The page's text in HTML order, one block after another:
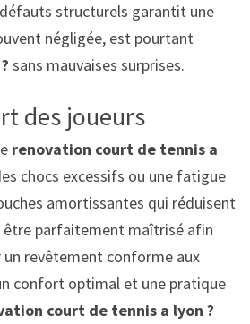
structurels garantit une
négligée, est pourtant
sans mauvaises surprises.
des joueurs
renovation court de tennis a
chocs excessifs ou une fatigue
amortissantes qui réduisent
être parfaitement maîtrisé afin
un revêtement conforme aux
confort optimal et une pratique
court de tennis a lyon ?